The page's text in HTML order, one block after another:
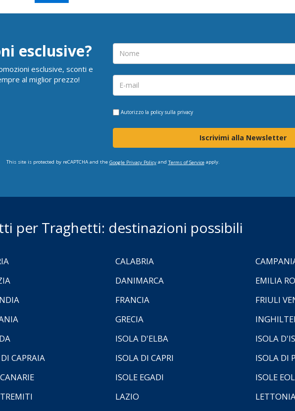
esclusive?
esclusive, sconti e
al miglior prezzo!
Autorizzo la policy sulla privacy
Iscrivimi alla Newsletter
This site is protected by reCAPTCHA and the Google Privacy Policyand Terms of Serviceapply.
per Traghetti: destinazioni possibili
CALABRIA
DANIMARCA
EMILIA
FRANCIA
FRIULI
GRECIA
ISOLA D'ELBA
ISOLA
CAPRAIA ISOLA DI CAPRI
ISOLA DI
ISOLE EGADI
ISOLE
LAZIO
LETTONIA